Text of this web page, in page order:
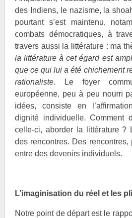
des Indiens, le nazisme, la
pourtant s’est maintenu,
combats démocratiques, à
travers aussi la littérature : ma
la littérature à cet égard est
que ce qui lui a été chichement
rationaliste. Le foyer
européenne, peu à peu nourri
idées, consiste en
dignité individuelle. Comment
celle-ci, aborder la littérature ?
des rencontres. Des
entre des devenirs individuels.
L’imaginisation du réel et les
Notre point de départ est le